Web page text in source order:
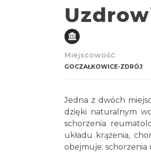
Miejscowość:
GOCZAŁKOWICE-ZDRÓJ
Jedna z dwóch
dzięki naturalnym
schorzenia
układu krążenia,
obejmuje: schorzenia